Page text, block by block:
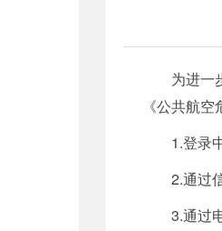
为进一步
《公共航
1.登录中
2.通过信
3.通过电